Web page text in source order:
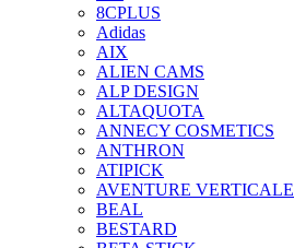
8CPLUS
Adidas
AIX
ALIEN CAMS
ALP DESIGN
ALTAQUOTA
ANNECY COSMETICS
ANTHRON
ATIPICK
AVENTURE VERTICALE
BEAL
BESTARD